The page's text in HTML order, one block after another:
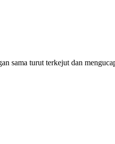
sama turut terkejut dan